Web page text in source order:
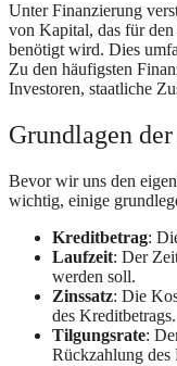
Unter Finanzierung
von Kapital, das für
benötigt wird. Dies
Zu den häufigsten
Investoren, staatliche
Grundlagen
Bevor wir uns den
wichtig, einige
Kreditbetrag:
Laufzeit: Der
werden soll.
Zinssatz: Die
des Kreditbetrags.
Tilgungsrate:
Rückzahlung des